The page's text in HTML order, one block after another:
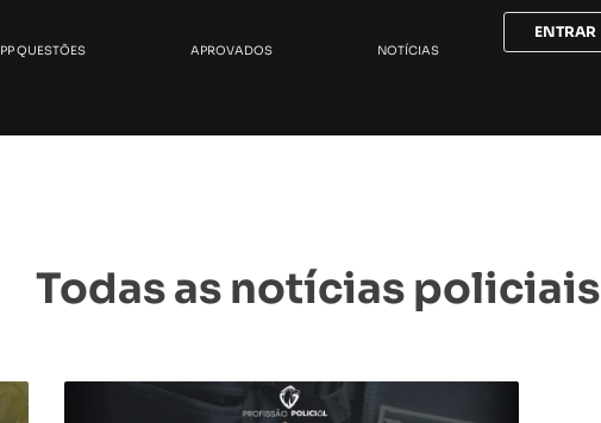
PP QUESTÕES APROVADOS NOTÍCIAS
ENTRAR
Todas as notícias policiais